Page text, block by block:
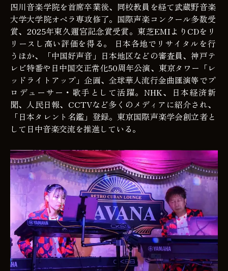
四川音楽学院を首席卒業後、同校教員を経て武蔵野音楽
大学大学院オペラ専攻修了。国際声楽コンクール多数受
賞、2025年東久邇宮記念賞受賞。東芝EMIよりCDをリ
リースし高い評価を得る。 日本各地でリサイタルを行
うほか、「中国好声音」日本地区などの審査員、神戸テ
レビ特番や日中国交正常化50周年公演、東京タワー「レ
ッドライトアップ」企画、全球華人流行金曲匯演等でプ
ロデューサー・歌手として活躍。NHK、日本経済新
聞、人民日報、CCTVなど多くのメディアに紹介され、
「日本タレント名鑑」登録。東京国際声楽学会創立者と
して日中音楽交流を推進している。